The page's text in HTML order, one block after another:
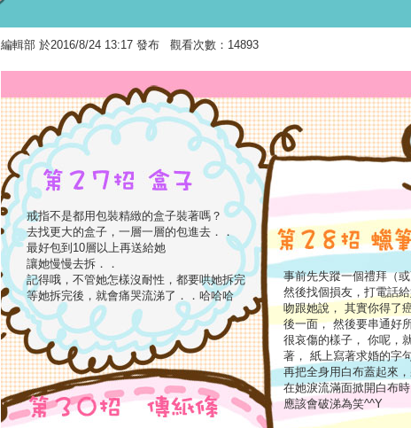
編輯部 於2016/8/24 13:17 發布 觀看次數：14893
戒指不是都用包裝精緻的盒子裝著嗎？
去找更大的盒子，一層一層的包進去．．
最好包到10層以上再送給她
讓她慢慢去拆．．
記得哦，不管她怎樣沒耐性，都要哄她拆完
等她拆完後，就會痛哭流涕了．．哈哈哈
事前先失蹤一個禮拜（
然後找個損友，打電話
吻跟她說， 其實你得了
後一面， 然後要串通好
很哀傷的樣子， 你呢，
著， 紙上寫著求婚的字
再把全身用白布蓋起來
在她淚流滿面掀開白布
應該會破涕為笑^^Y